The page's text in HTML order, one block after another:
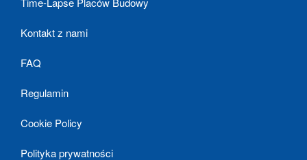
Kontakt z nami
FAQ
Regulamin
Cookie Policy
Polityka prywatności